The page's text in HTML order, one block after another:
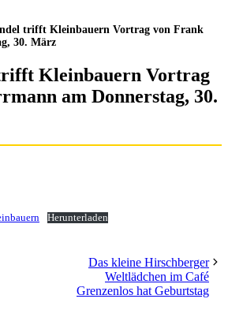
trifft Kleinbauern Vortrag von Frank
30. März
Kleinbauern Vortrag
am Donnerstag, 30.
Herunterladen
Das kleine Hirschberger
Weltlädchen im Café
Grenzenlos hat Geburtstag